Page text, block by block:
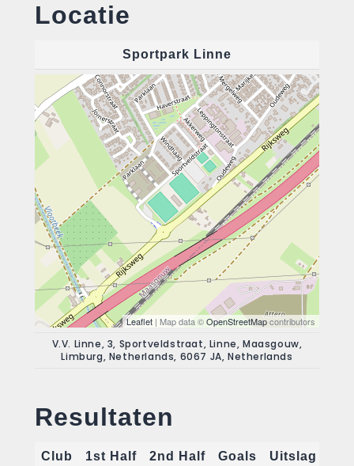
Locatie
Sportpark Linne
Leaflet | Map data ©OpenStreetMapcontributors
V.V. Linne, 3, Sportveldstraat, Linne, Maasgouw,
Limburg, Netherlands, 6067 JA, Netherlands
Resultaten
Club 1st Half 2nd Half Goals
Uitslag